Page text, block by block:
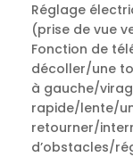
Réglage
(prise de vue
Fonction de
décoller/une
à gauche/
rapide/lente/
retourner/
d’obstacles/